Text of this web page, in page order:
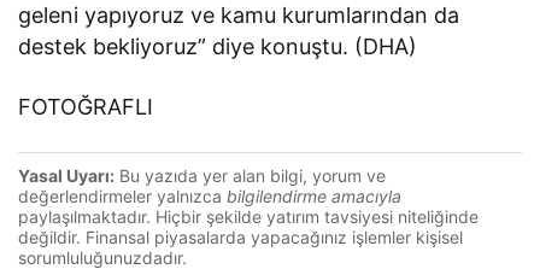
geleni yapıyoruz ve kamu kurumlarından da
destek bekliyoruz” diye konuştu. (DHA)
FOTOĞRAFLI
Yasal Uyarı: Bu yazıda yer alan bilgi, yorum ve
değerlendirmeler yalnızca bilgilendirme amacıyla
paylaşılmaktadır. Hiçbir şekilde yatırım tavsiyesi niteliğinde
değildir. Finansal piyasalarda yapacağınız işlemler kişisel
sorumluluğunuzdadır.